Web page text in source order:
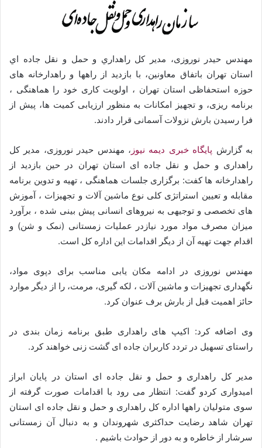
مهندس حیدر نوروزی، مدیر کل راهداري و حمل و نقل جاده اي
استان تهران باتفاق معاونین، با بازدید از راهها و راهدارخانه های
حوزه استحفاظی استان تهران ، اولویت کاری خود را هماهنگی ،
برنامه ریزی، و تجهیز امکانات به منظور ارزیابی کمیت ها، پیش از
فرا رسیدن بارش نزولات آسمانی قرار دادند.
به گزارش پایگاه خبری دیمه نیوز ، مهندس حیدر نوروزی، مدیر کل
راهداری و حمل و نقل جاده ای استان تهران در حین بازدید از
راهدارخانه ها کفت: برگزاری جلسات هماهنگی ، تهیه و تدوین برنامه
مقابله و تعیین استراتژی کلی نوع ماشین آلات و تجهیزات ، آموزش
های تخصصی و توجیهی به نیروهای انسانی پیش بینی شده ، برآورد
میزان مصرف مواد مورد نیازدر عملیات زمستانی (نمک و شن) و
اقدام جهت تهیه آن از دیگر اقدامات این اداره کل است.
مهندس نوروزی در ادامه مکان یابی مناسب برای دپوی مواد،
نگهداری تجهیزات و ماشین آلات ، لکه گیری، مرمت، را از دیگر موارد
حائز اهمیت قبل از بارش برف عنوان کرد.
وی اضافه کرد: اکیپ های راهداری طبق برنامه زمان بندی در
راستای تسهیل در تردد کاربران جاده ای گشت زنی خواهند کرد.
مدیر کل راهداری و حمل و نقل جاده ای استان در پایان ابراز
امیدواری کردو گفت: انتظار می رود با اقدامات صورت گرفته از
سوی متولیان راهها اداره کل راهداری و حمل و نقل جاده ای استان
تهران شاهد رضایت حداکثری شهروندان و به دنبال آن زمستانی
سرشار از خاطره و به دور از حوادث باشیم .